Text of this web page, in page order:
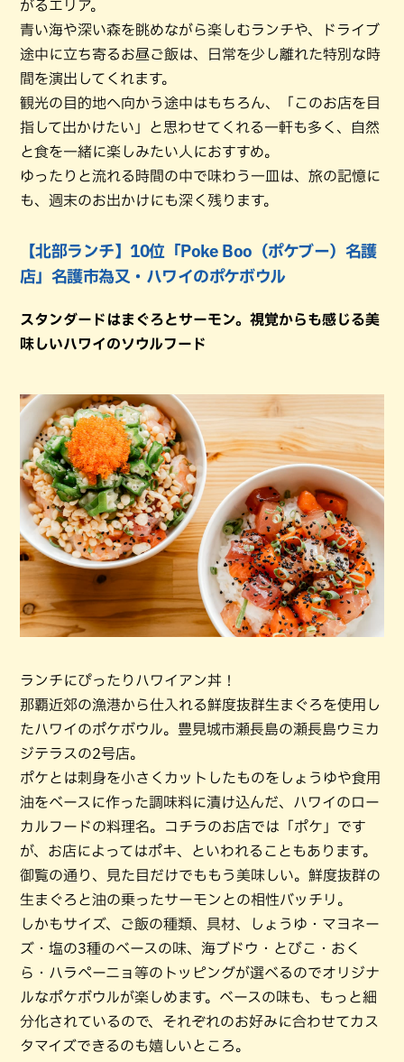
がるエリア。
青い海や深い森を眺めながら楽しむランチや、ドライブ
途中に立ち寄るお昼ご飯は、日常を少し離れた特別な時
間を演出してくれます。
観光の目的地へ向かう途中はもちろん、「このお店を目
指して出かけたい」と思わせてくれる一軒も多く、自然
と食を一緒に楽しみたい人におすすめ。
ゆったりと流れる時間の中で味わう一皿は、旅の記憶に
も、週末のお出かけにも深く残ります。
【北部ランチ】10位「Poke Boo（ポケブー）名護
店」名護市為又・ハワイのポケボウル
スタンダードはまぐろとサーモン。視覚からも感じる美
味しいハワイのソウルフード
ランチにぴったりハワイアン丼！
那覇近郊の漁港から仕入れる鮮度抜群生まぐろを使用し
たハワイのポケボウル。豊見城市瀬長島の瀬長島ウミカ
ジテラスの2号店。
ポケとは刺身を小さくカットしたものをしょうゆや食用
油をベースに作った調味料に漬け込んだ、ハワイのロー
カルフードの料理名。コチラのお店では「ポケ」です
が、お店によってはポキ、といわれることもあります。
御覧の通り、見た目だけでももう美味しい。鮮度抜群の
生まぐろと油の乗ったサーモンとの相性バッチリ。
しかもサイズ、ご飯の種類、具材、しょうゆ・マヨネー
ズ・塩の3種のベースの味、海ブドウ・とびこ・おく
ら・ハラペーニョ等のトッピングが選べるのでオリジナ
ルなポケボウルが楽しめます。ベースの味も、もっと細
分化されているので、それぞれのお好みに合わせてカス
タマイズできるのも嬉しいところ。